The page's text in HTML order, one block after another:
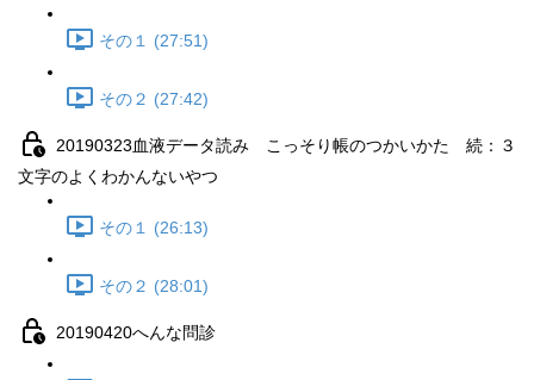
その１ (27:51)
その２ (27:42)
20190323血液データ読み こっそり帳のつかいかた 続：３
文字のよくわかんないやつ
その１ (26:13)
その２ (28:01)
20190420へんな問診